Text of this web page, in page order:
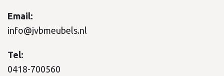
Email:
info@jvbmeubels.nl
Tel:
0418-700560